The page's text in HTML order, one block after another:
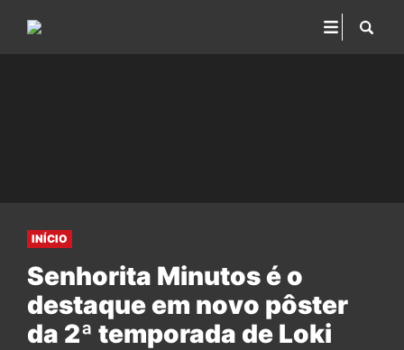
INÍCIO
Senhorita Minutos é o
destaque em novo pôster
da 2ª temporada de Loki